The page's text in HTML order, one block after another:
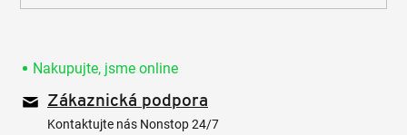
Nakupujte, jsme online
Zákaznická podpora
Kontaktujte nás Nonstop 24/7